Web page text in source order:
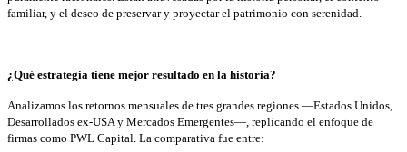
familiar, y el deseo de preservar y proyectar el patrimonio con serenidad.
¿Qué estrategia tiene mejor resultado en la historia?
Analizamos los retornos mensuales de tres grandes regiones —Estados Unidos,
Desarrollados ex-USA y Mercados Emergentes—, replicando el enfoque de
firmas como PWL Capital. La comparativa fue entre: